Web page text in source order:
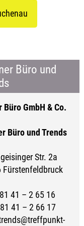
Büro und
Büro GmbH & Co.
Büro und Trends
Str. 2a
Fürstenfeldbruck
41 – 2 65 16
41 – 2 66 17